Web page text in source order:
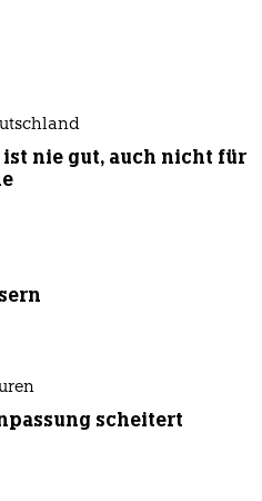
nie gut, auch nicht für
scheitert